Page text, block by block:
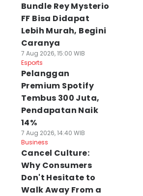
Bundle Rey Mysterio
FF Bisa Didapat
Lebih Murah, Begini
Caranya
7 Aug 2026, 15:00 WIB
Esports
Pelanggan
Premium Spotify
Tembus 300 Juta,
Pendapatan Naik
14%
7 Aug 2026, 14:40 WIB
Business
Cancel Culture:
Why Consumers
Don't Hesitate to
Walk Away From a